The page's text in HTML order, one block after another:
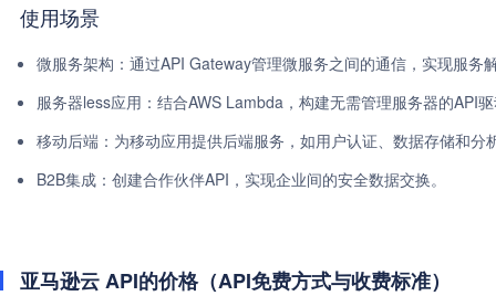
使用场景
微服务架构：通过API Gateway管理微服务之间的通信，实现服务
服务器less应用：结合AWS Lambda，构建无需管理服务器的API
移动后端：为移动应用提供后端服务，如用户认证、数据存储和分
B2B集成：创建合作伙伴API，实现企业间的安全数据交换。
亚马逊云 API的价格（API免费方式与收费标准）